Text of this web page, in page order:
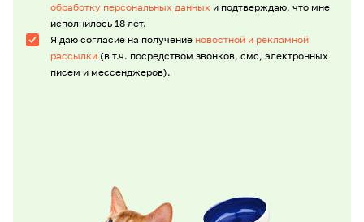
обработку персональных данных и подтверждаю, что мне
исполнилось 18 лет.
Я даю согласие на получение новостной и рекламной
рассылки (в т.ч. посредством звонков, смс, электронных
писем и мессенджеров).